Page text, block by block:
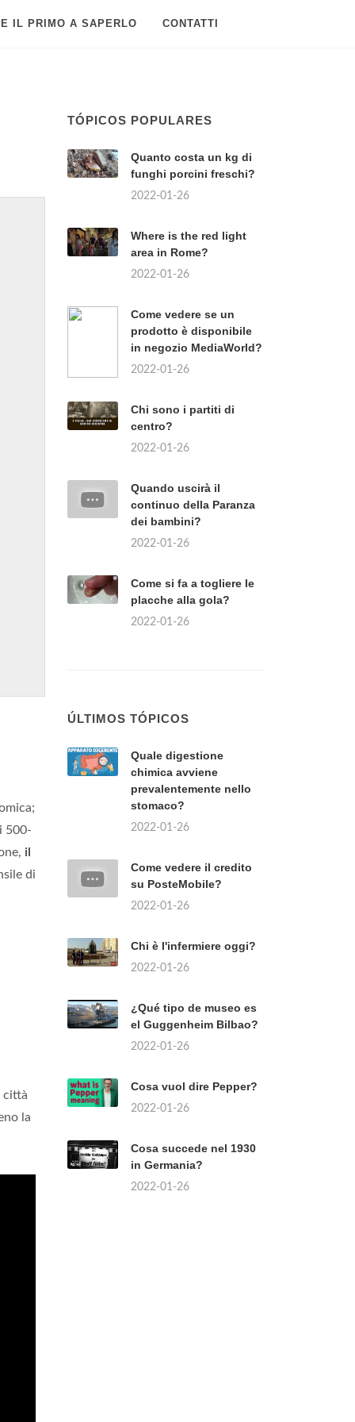
IL PRIMO A SAPERLO CONTATTI
500-
il
di
città
la
TÓPICOS POPULARES
Quanto costa un kg di
funghi porcini freschi?
2022-01-26
Where is the red light
area in Rome?
2022-01-26
Come vedere se un
prodotto è disponibile
in negozio MediaWorld?
2022-01-26
Chi sono i partiti di
centro?
2022-01-26
Quando uscirà il
continuo della Paranza
dei bambini?
2022-01-26
Come si fa a togliere le
placche alla gola?
2022-01-26
ÚLTIMOS TÓPICOS
Quale digestione
chimica avviene
prevalentemente nello
stomaco?
2022-01-26
Come vedere il credito
su PosteMobile?
2022-01-26
Chi è l'infermiere oggi?
2022-01-26
¿Qué tipo de museo es
el Guggenheim Bilbao?
2022-01-26
Cosa vuol dire Pepper?
2022-01-26
Cosa succede nel 1930
in Germania?
2022-01-26